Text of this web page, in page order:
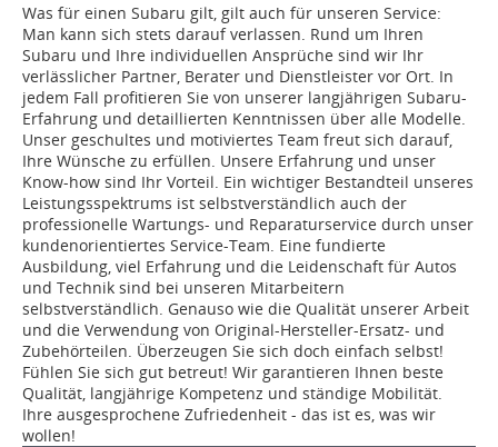
Was für einen Subaru gilt, gilt auch für unseren Service:
Man kann sich stets darauf verlassen. Rund um Ihren
Subaru und Ihre individuellen Ansprüche sind wir Ihr
verlässlicher Partner, Berater und Dienstleister vor Ort. In
jedem Fall profitieren Sie von unserer langjährigen Subaru-
Erfahrung und detaillierten Kenntnissen über alle Modelle.
Unser geschultes und motiviertes Team freut sich darauf,
Ihre Wünsche zu erfüllen. Unsere Erfahrung und unser
Know-how sind Ihr Vorteil. Ein wichtiger Bestandteil unseres
Leistungsspektrums ist selbstverständlich auch der
professionelle Wartungs- und Reparaturservice durch unser
kundenorientiertes Service-Team. Eine fundierte
Ausbildung, viel Erfahrung und die Leidenschaft für Autos
und Technik sind bei unseren Mitarbeitern
selbstverständlich. Genauso wie die Qualität unserer Arbeit
und die Verwendung von Original-Hersteller-Ersatz- und
Zubehörteilen. Überzeugen Sie sich doch einfach selbst!
Fühlen Sie sich gut betreut! Wir garantieren Ihnen beste
Qualität, langjährige Kompetenz und ständige Mobilität.
Ihre ausgesprochene Zufriedenheit - das ist es, was wir
wollen!